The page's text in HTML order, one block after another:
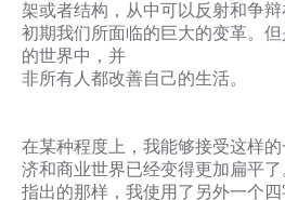
架或者结构，从中可以反射和争
初期我们所面临的巨大的变革。
的世界中，并
非所有人都改善自己的生活。
在某种程度上，我能够接受这样
济和商业世界已经变得更加扁平
指出的那样，我使用了另外一个